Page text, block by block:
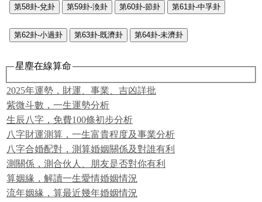
第58卦-兌卦 第59卦-渙卦 第60卦-節卦 第61卦-中孚卦
第62卦-小過卦 第63卦-既濟卦 第64卦-未濟卦
星塵在線算命
2025年運勢，財運、事業、吉凶詳批
紫微斗數，一生運勢分析
生辰八字，免費100條初步分析
八字財運測算，一生富貴程度及事業分析
八字合婚配對，測算婚姻關係及對誰有利
測關係，測合伙人、朋友是否對你有利
算姻緣，解讀一生愛情婚姻情況
流年姻緣，算最近幾年婚姻情況